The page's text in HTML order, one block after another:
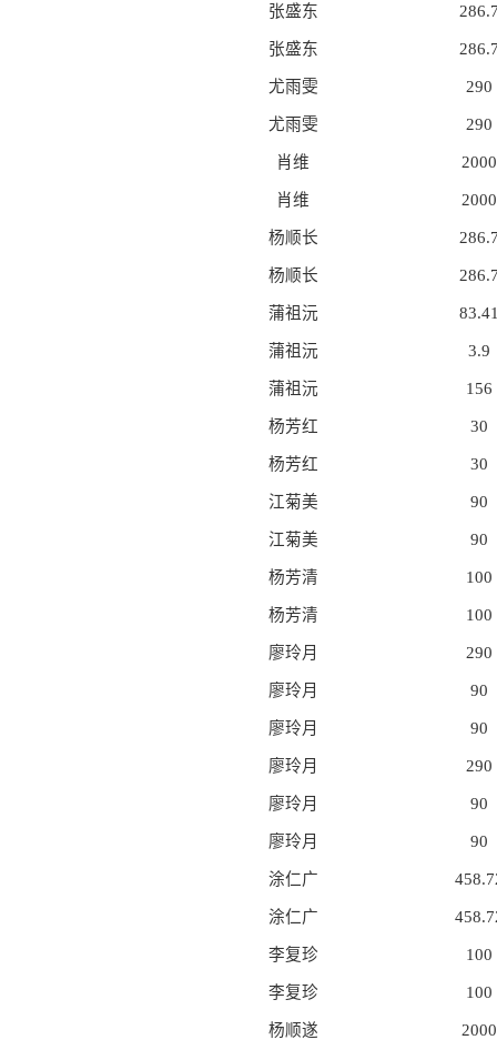
张盛东
张盛东
尤雨雯 290
尤雨雯 290
肖维 2000
肖维 2000
杨顺长
杨顺长
蒲祖沅
蒲祖沅 3.9
蒲祖沅 156
杨芳红 30
杨芳红 30
江菊美 90
江菊美 90
杨芳清 100
杨芳清 100
廖玲月 290
廖玲月 90
廖玲月 90
廖玲月 290
廖玲月 90
廖玲月 90
涂仁广
涂仁广
李复珍 100
李复珍 100
杨顺遂 2000